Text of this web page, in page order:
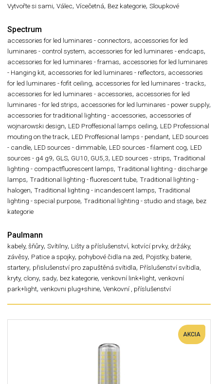
Vytvořte si sami, Válec, Vícečetná, Bez kategorie, Sloupkové
Spectrum
accessories for led luminares - connectors, accessories for led
luminares - control system, accessories for led luminares - endcaps,
accessories for led luminares - framas, accessories for led luminares
- Hanging kit, accessories for led luminares - reflectors, accessories
for led luminares - fofit ceiling, accessories for led luminares - tracks,
accessories for led luminares - accessories, accessories for led
luminares - for led strips, accessories for led luminares - power supply,
accessories for traditional lighting - accessories, accessories of
wojnarowski design, LED Proffesional lamps ceiling, LED Professional
mouting on the track, LED Proffesional lamps - pendant, LED sources
- candle, LED sources - dimmable, LED sources - filament cog, LED
sources - g4 g9, GLS, GU10, GU5,3, LED sources - strips, Traditional
lighting - compactfluorescent lamps, Traditional lighting - discharge
lamps, Traditional lighting - fluorescent tube, Traditional lighting -
halogen, Traditional lighting - incandescent lamps, Traditional
lighting - special purpose, Traditional lighting - studio and stage, bez
kategorie
Paulmann
kabely, šňůry, Svítilny, Lišty a příslušenství, kotvící prvky, držáky,
závěsy, Patice a spojky, pohybové čidla na zed, Pojistky, baterie,
startery, přislušenství pro zapuštěná svítidla, Příslušenství svítidla,
kryty, clony, sady, bez kategorie, venkovní link+light, venkovní
park+light, venkovni plug+shine, Venkovní , příslušenství
AKCIA